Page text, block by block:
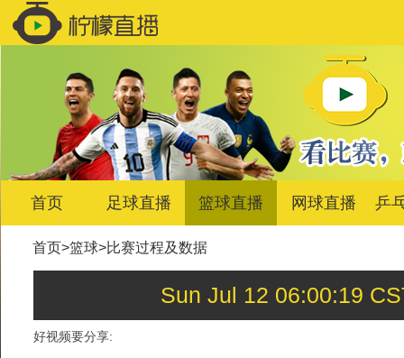
首页 足球直播 篮球直播 网球直播 乒
首页>篮球>比赛过程及数据
Sun Jul 12 06:00:19
好视频要分享: